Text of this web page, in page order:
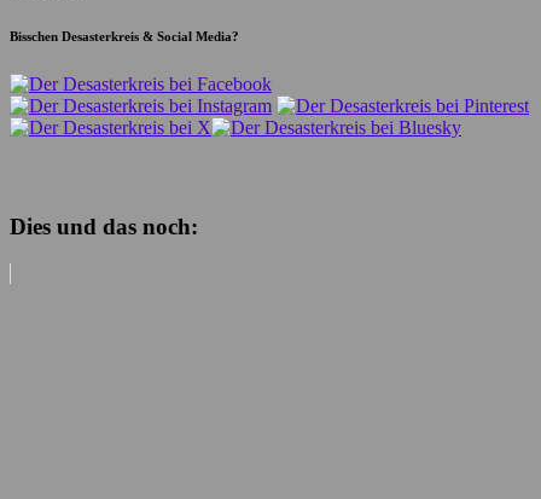
Bisschen Desasterkreis & Social Media?
Dies und das noch: